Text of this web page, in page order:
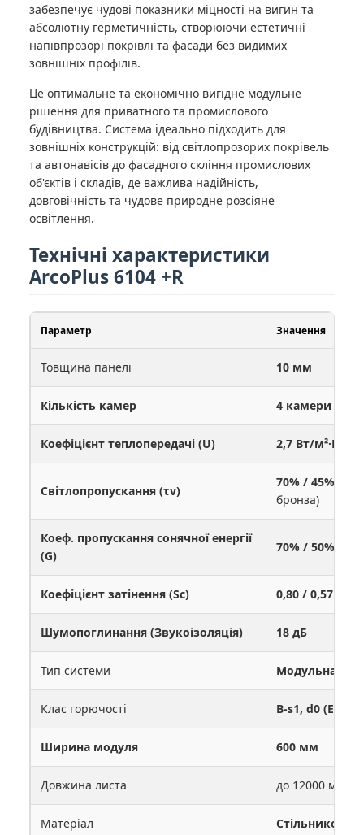
забезпечує чудові показники міцності на вигин та
абсолютну герметичність, створюючи естетичні
напівпрозорі покрівлі та фасади без видимих
зовнішніх профілів.
Це оптимальне та економічно вигідне модульне
рішення для приватного та промислового
будівництва. Система ідеально підходить для
зовнішніх конструкцій: від світлопрозорих покрівель
та автонавісів до фасадного скління промислових
об'єктів і складів, де важлива надійність,
довговічність та чудове природне розсіяне
освітлення.
Технічні характеристики
ArcoPlus 6104 +R
Параметр Значення
Товщина панелі 10 мм
Кількість камер 4 камери
Коефіцієнт теплопередачі (U) 2,7 Вт/м²·К
Світлопропускання (τv)
70% / 45% /
бронза)
Коеф. пропускання сонячної енергії
(G)
70% / 50% /
Коефіцієнт затінення (Sc) 0,80 / 0,57 /
Шумопоглинання (Звукоізоляція) 18 дБ
Тип системи Модульна
Клас горючості B-s1, d0 (EN
Ширина модуля 600 мм
Довжина листа до 12000 мм
Матеріал Стільниковий